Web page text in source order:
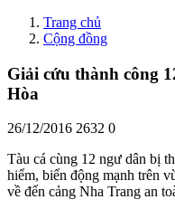
Trang chủ
Cộng đồng
Giải cứu thành công
Hòa
26/12/2016 2632 0
Tàu cá cùng 12 ngư dân bị
hiểm, biển động mạnh trên
về đến cảng Nha Trang an